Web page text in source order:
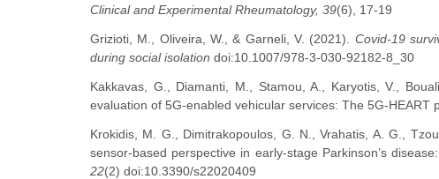
Clinical and Experimental Rheumatology, 39(6), 17-19
Grizioti, M., Oliveira, W., & Garneli, V. (2021). Covid-19
during social isolation doi:10.1007/978-3-030-92182-8_30
Kakkavas, G., Diamanti, M., Stamou, A., Karyotis, V.,
evaluation of 5G-enabled vehicular services: The 5G-HEART
Krokidis, M. G., Dimitrakopoulos, G. N., Vrahatis, A. G.,
sensor-based perspective in early-stage Parkinson’s
22(2) doi:10.3390/s22020409